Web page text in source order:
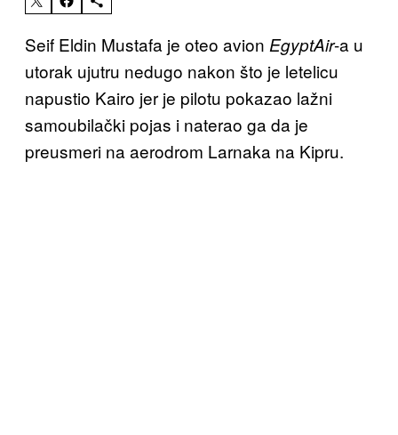
Seif Eldin Mustafa je oteo avion EgyptAir-a u
utorak ujutru nedugo nakon što je letelicu
napustio Kairo jer je pilotu pokazao lažni
samoubilački pojas i naterao ga da je
preusmeri na aerodrom Larnaka na Kipru.